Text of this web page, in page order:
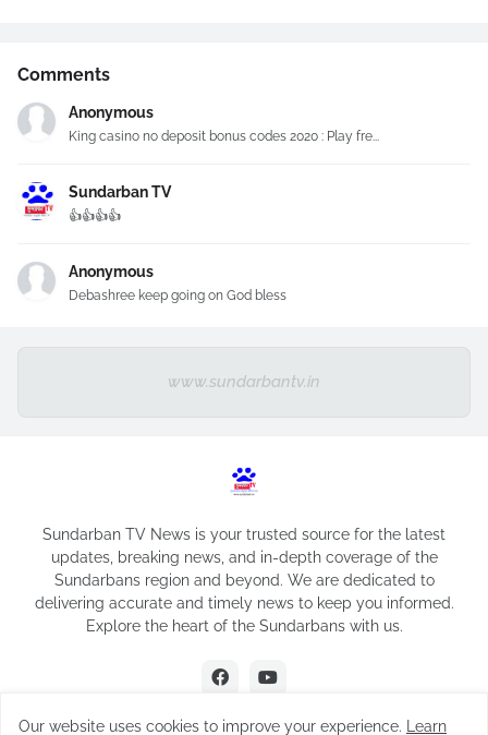
Comments
Anonymous
King casino no deposit bonus codes 2020 : Play fre...
Sundarban TV
👍👍👍👍
Anonymous
Debashree keep going on God bless
www.sundarbantv.in
Sundarban TV News is your trusted source for the latest
updates, breaking news, and in-depth coverage of the
Sundarbans region and beyond. We are dedicated to
delivering accurate and timely news to keep you informed.
Explore the heart of the Sundarbans with us.
Our website uses cookies to improve your experience. Learn